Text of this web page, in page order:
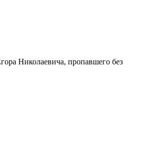
Николаевича, пропавшего без